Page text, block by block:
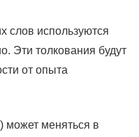
слов используются
Эти толкования будут
от опыта
меняться в